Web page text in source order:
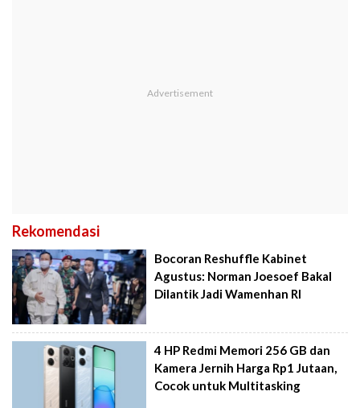
Rekomendasi
Bocoran Reshuffle Kabinet
Agustus: Norman Joesoef Bakal
Dilantik Jadi Wamenhan RI
4 HP Redmi Memori 256 GB dan
Kamera Jernih Harga Rp1 Jutaan,
Cocok untuk Multitasking